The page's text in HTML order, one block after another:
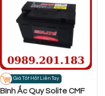
Giá Tốt Hốt Liền Tay
Bình Ắc Quy Solite CMF